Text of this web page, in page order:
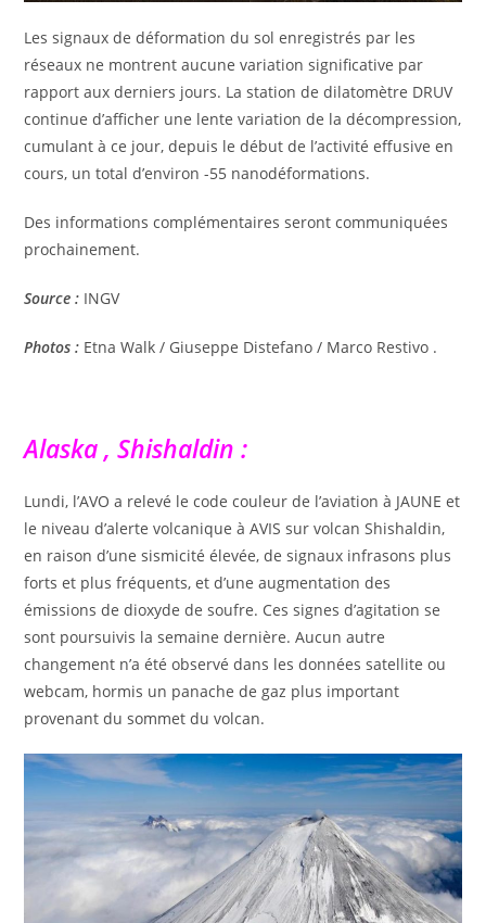
Les signaux de déformation du sol enregistrés par les
réseaux ne montrent aucune variation significative par
rapport aux derniers jours. La station de dilatomètre DRUV
continue d’afficher une lente variation de la décompression,
cumulant à ce jour, depuis le début de l’activité effusive en
cours, un total d’environ -55 nanodéformations.
Des informations complémentaires seront communiquées
prochainement.
Source : INGV
Photos : Etna Walk / Giuseppe Distefano / Marco Restivo .
Alaska , Shishaldin :
Lundi, l’AVO a relevé le code couleur de l’aviation à JAUNE et
le niveau d’alerte volcanique à AVIS sur volcan Shishaldin,
en raison d’une sismicité élevée, de signaux infrasons plus
forts et plus fréquents, et d’une augmentation des
émissions de dioxyde de soufre. Ces signes d’agitation se
sont poursuivis la semaine dernière. Aucun autre
changement n’a été observé dans les données satellite ou
webcam, hormis un panache de gaz plus important
provenant du sommet du volcan.